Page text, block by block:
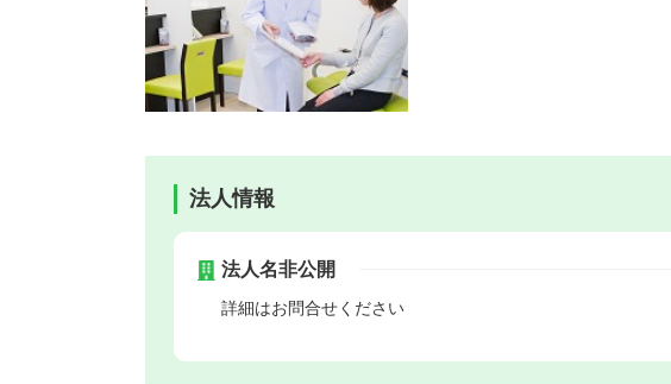
法人情報
法人名非公開
詳細はお問合せください